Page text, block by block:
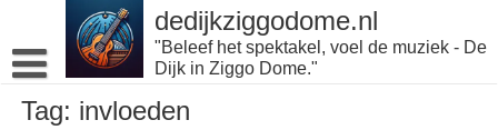
inhoud
gaan
dedijkziggodome.nl
"Beleef het spektakel, voel de muziek - De
Dijk in Ziggo Dome."
Tag: invloeden